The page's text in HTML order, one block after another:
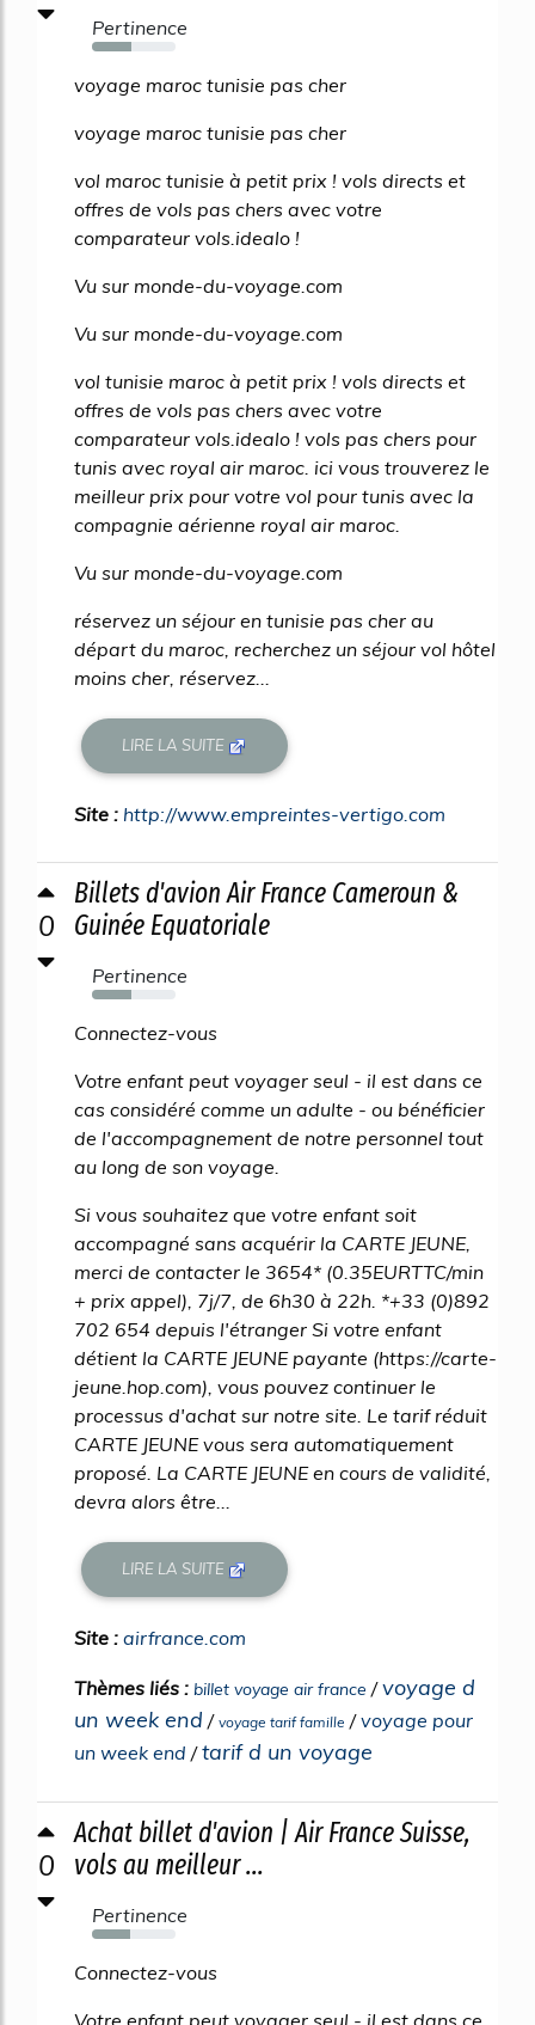
Pertinence
47%
voyage maroc tunisie pas cher
voyage maroc tunisie pas cher
vol maroc tunisie à petit prix ! vols directs et
offres de vols pas chers avec votre
comparateur vols.idealo !
Vu sur monde-du-voyage.com
Vu sur monde-du-voyage.com
vol tunisie maroc à petit prix ! vols directs et
offres de vols pas chers avec votre
comparateur vols.idealo ! vols pas chers pour
tunis avec royal air maroc. ici vous trouverez le
meilleur prix pour votre vol pour tunis avec la
compagnie aérienne royal air maroc.
Vu sur monde-du-voyage.com
réservez un séjour en tunisie pas cher au
départ du maroc, recherchez un séjour vol hôtel
moins cher, réservez...
LIRE LA SUITE
Site : http://www.empreintes-vertigo.com
0
Billets d'avion Air France Cameroun &
Guinée Equatoriale
Pertinence
47%
Connectez-vous
Votre enfant peut voyager seul - il est dans ce
cas considéré comme un adulte - ou bénéficier
de l'accompagnement de notre personnel tout
au long de son voyage.
Si vous souhaitez que votre enfant soit
accompagné sans acquérir la CARTE JEUNE,
merci de contacter le 3654* (0.35EURTTC/min
+ prix appel), 7j/7, de 6h30 à 22h. *+33 (0)892
702 654 depuis l'étranger Si votre enfant
détient la CARTE JEUNE payante (https://carte-
jeune.hop.com), vous pouvez continuer le
processus d'achat sur notre site. Le tarif réduit
CARTE JEUNE vous sera automatiquement
proposé. La CARTE JEUNE en cours de validité,
devra alors être...
LIRE LA SUITE
Site : airfrance.com
Thèmes liés : billet voyage air france /voyage d
un week end / voyage tarif famille /voyage pour
un week end /tarif d un voyage
0
Achat billet d'avion | Air France Suisse,
vols au meilleur ...
Pertinence
46%
Connectez-vous
Votre enfant peut voyager seul - il est dans ce